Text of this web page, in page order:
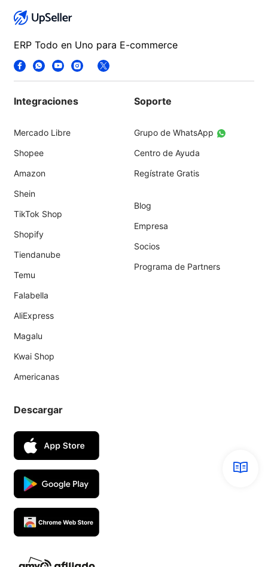
ERP Todo en Uno para E-commerce
Integraciones
Mercado Libre
Shopee
Amazon
Shein
TikTok Shop
Shopify
Tiendanube
Temu
Falabella
AliExpress
Magalu
Kwai Shop
Americanas
Soporte
Grupo de WhatsApp
Centro de Ayuda
Regístrate Gratis
Blog
Empresa
Socios
Programa de Partners
Descargar